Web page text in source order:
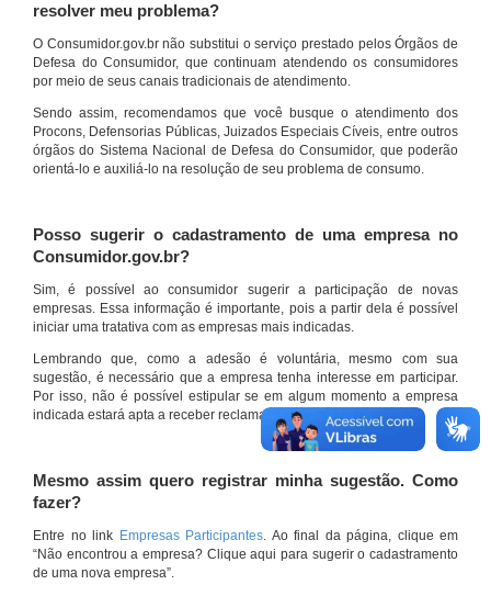
resolver meu problema?
O Consumidor.gov.br não substitui o serviço prestado pelos Órgãos de
Defesa do Consumidor, que continuam atendendo os consumidores
por meio de seus canais tradicionais de atendimento.
Sendo assim, recomendamos que você busque o atendimento dos
Procons, Defensorias Públicas, Juizados Especiais Cíveis, entre outros
órgãos do Sistema Nacional de Defesa do Consumidor, que poderão
orientá-lo e auxiliá-lo na resolução de seu problema de consumo.
Posso sugerir o cadastramento de uma empresa no
Consumidor.gov.br?
Sim, é possível ao consumidor sugerir a participação de novas
empresas. Essa informação é importante, pois a partir dela é possível
iniciar uma tratativa com as empresas mais indicadas.
Lembrando que, como a adesão é voluntária, mesmo com sua
sugestão, é necessário que a empresa tenha interesse em participar.
Por isso, não é possível estipular se em algum momento a empresa
indicada estará apta a receber reclamações por meio do site.
Mesmo assim quero registrar minha sugestão. Como
fazer?
Entre no link Empresas Participantes. Ao final da página, clique em
“Não encontrou a empresa? Clique aqui para sugerir o cadastramento
de uma nova empresa”.